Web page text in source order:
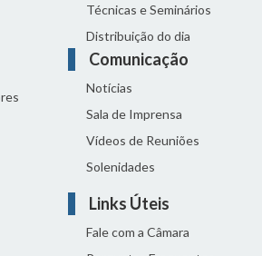
Técnicas e Seminários
Distribuição do dia
Comunicação
Notícias
Sala de Imprensa
Vídeos de Reuniões
Solenidades
Links Úteis
Fale com a Câmara